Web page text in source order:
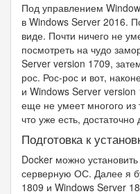
Под управлением
в Windows Server 2016.
виде. Почти ничего не
посмотреть на чудо
Server version 1709,
рос. Рос-рос и вот,
и Windows Server
еще не умеет многого из
что уже есть,
Подготовка к
Docker можно
серверную ОС. Далее я
1809 и Windows Server